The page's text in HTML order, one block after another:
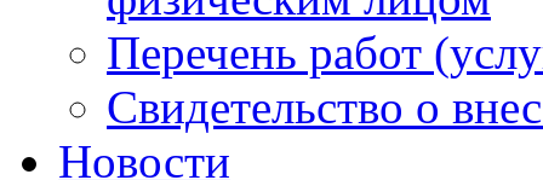
Перечень работ
Свидетельство о
Новости